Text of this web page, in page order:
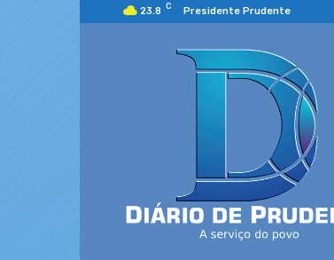
23.8 C Presidente Prudente